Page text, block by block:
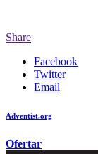
Share
Facebook
Twitter
Email
Adventist.org
Ofertar